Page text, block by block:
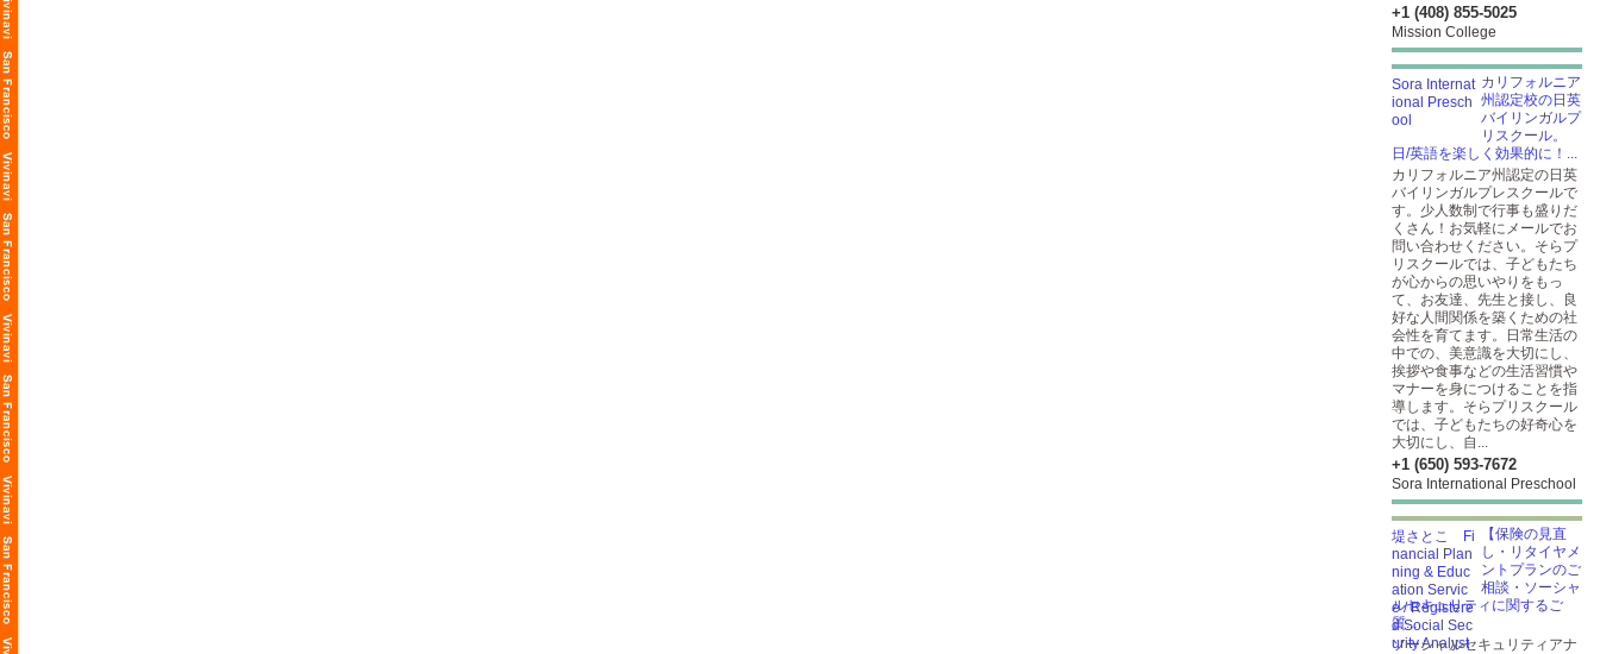
+1 (408) 855-5025
Mission College
カリフォルニア
州認定校の日英
バイリンガルプ
リスクール。
日/英語を楽しく効果的に！...
カリフォルニア州認定の日英
バイリンガルプレスクールで
す。少人数制で行事も盛りだ
くさん！お気軽にメールでお
問い合わせください。そらプ
リスクールでは、子どもたち
が心からの思いやりをもっ
て、お友達、先生と接し、良
好な人間関係を築くための社
会性を育てます。日常生活の
中での、美意識を大切にし、
挨拶や食事などの生活習慣や
マナーを身につけることを指
導します。そらプリスクール
では、子どもたちの好奇心を
大切にし、自...
+1 (650) 593-7672
Sora International Preschool
【保険の見直
し・リタイヤメ
ントプランのご
相談・ソーシャ
ルセキュリティに関するご
質...
ソーシャルセキュリティアナ